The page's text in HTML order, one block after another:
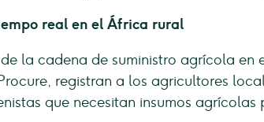
real en el África rural
la cadena de suministro agrícola en
registran a los agricultores
que necesitan insumos agrícolas